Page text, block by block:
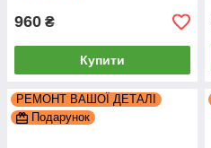
960 ₴
Купити
РЕМОНТ ВАШОЇ ДЕТАЛІ
Подарунок